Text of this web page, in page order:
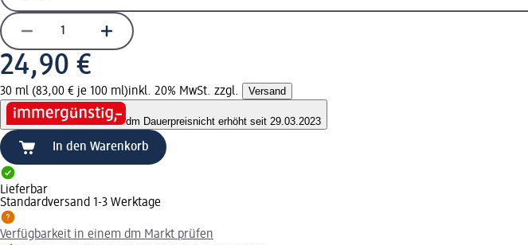
24,90 €
30 ml (83,00 € je 100 ml)inkl. 20% MwSt. zzgl. Versand
dm Dauerpreisnicht erhöht seit 29.03.2023
In den Warenkorb
Lieferbar
Standardversand 1-3 Werktage
Verfügbarkeit in einem dm Markt prüfen